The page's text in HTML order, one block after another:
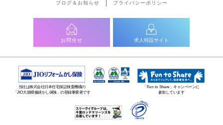
ブログ＆お知らせ プライバシーポリシー
お問合せ 求人特設サイト
当社は株式会社日本住宅保証検査機構の
「JIO大規模修繕かし保険」の登録事業者です
「Fun to Share」キャンペーンに
参加しています